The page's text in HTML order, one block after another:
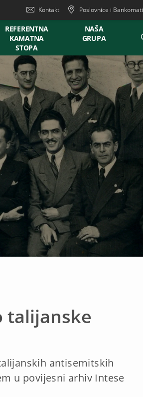
Kontakt Poslovnice i Bankomati
REFERENTNA
KAMATNA
STOPA
NAŠA
GRUPA
talijanske
antisemitskih
u povijesni arhiv Intese